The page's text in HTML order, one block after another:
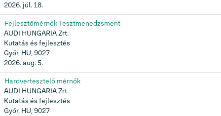
2026. júl. 18.
Fejlesztőmérnök Tesztmenedzsment
AUDI HUNGARIA Zrt.
Kutatás és fejlesztés
Győr, HU, 9027
2026. aug. 5.
Hardvertesztelő mérnök
AUDI HUNGARIA Zrt.
Kutatás és fejlesztés
Győr, HU, 9027